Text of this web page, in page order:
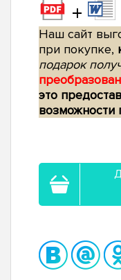
+
Наш сайт
при покупке,
подарок
это
возможности